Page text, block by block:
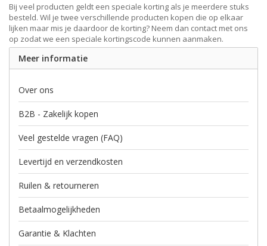
Bij veel producten geldt een speciale korting als je meerdere stuks
besteld. Wil je twee verschillende producten kopen die op elkaar
lijken maar mis je daardoor de korting? Neem dan contact met ons
op zodat we een speciale kortingscode kunnen aanmaken.
Meer informatie
Over ons
B2B - Zakelijk kopen
Veel gestelde vragen (FAQ)
Levertijd en verzendkosten
Ruilen & retourneren
Betaalmogelijkheden
Garantie & Klachten